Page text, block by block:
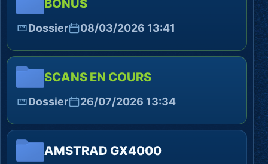
BONUS
Dossier 08/03/2026 13:41
SCANS EN COURS
Dossier 26/07/2026 13:34
AMSTRAD GX4000